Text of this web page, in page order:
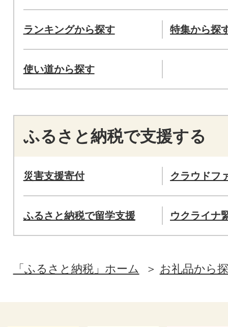
ランキングから探す 特集から探
使い道から探す
ふるさと納税で支援する
災害支援寄付 クラウドフ
ふるさと納税で留学支援 ウクライナ
「ふるさと納税」ホーム お礼品から